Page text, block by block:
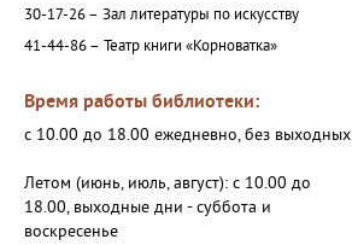
30-17-26 – Зал литературы по искусству
41-44-86 – Театр книги «Корноватка»
Время работы библиотеки:
с 10.00 до 18.00 ежедневно, без выходных
Летом (июнь, июль, август): с 10.00 до
18.00, выходные дни - суббота и
воскресенье